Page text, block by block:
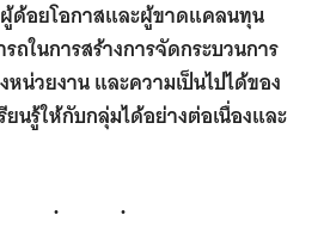
ด้อยโอกาสและผู้ขาดแคลนทุน
ถในการสร้างการจัดกระบวนการ
หน่วยงาน และความเป็นไปได้ของ
นรู้ให้กับกลุ่มได้อย่างต่อเนื่องและ